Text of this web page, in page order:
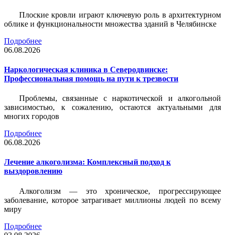
Плоские кровли играют ключевую роль в архитектурном
облике и функциональности множества зданий в Челябинске
Подробнее
06.08.2026
Наркологическая клиника в Северодвинске:
Профессиональная помощь на пути к трезвости
Проблемы, связанные с наркотической и алкогольной
зависимостью, к сожалению, остаются актуальными для
многих городов
Подробнее
06.08.2026
Лечение алкоголизма: Комплексный подход к
выздоровлению
Алкоголизм — это хроническое, прогрессирующее
заболевание, которое затрагивает миллионы людей по всему
миру
Подробнее